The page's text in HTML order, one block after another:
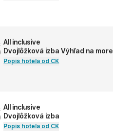
All inclusive
Dvojlôžková izba Výhľad na more
Popis hotela od CK
All inclusive
Dvojlôžková izba
Popis hotela od CK